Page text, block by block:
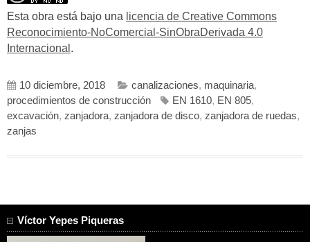
Esta obra está bajo una licencia de Creative Commons
Reconocimiento-NoComercial-SinObraDerivada 4.0
Internacional .
10 diciembre, 2018 canalizaciones, maquinaria,
procedimientos de construcción
EN 1610, EN 805,
excavación, zanjadora, zanjadora de disco, zanjadora de ruedas,
zanjas
Víctor Yepes Piqueras